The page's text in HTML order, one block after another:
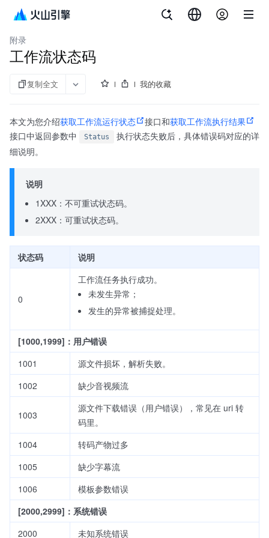
视频点播
附录
工作流状态码
复制全文 我的收藏
本文为您介绍获取工作流运行状态 接口和获取工作流执行结果
接口中返回参数中
Status
执行状态失败后，具体错误码对应的详
细说明。
说明
1XXX：不可重试状态码。
2XXX：可重试状态码。
状态码 说明
0
工作流任务执行成功。
未发生异常；
发生的异常被捕捉处理。
[1000,1999]：用户错误
1001
源文件损坏，解析失败。
1002
缺少音视频流
1003
源文件下载错误（用户错误），常见在 uri 转
码里。
1004
转码产物过多
1005
缺少字幕流
1006
模板参数错误
[2000,2999]：系统错误
2000
未知系统错误